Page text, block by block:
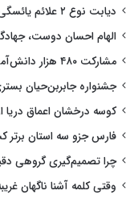
دیابت نوع ۲ علائم یائسگی را تشدید می‌کند
الهام احسان دوست،
مشارکت ۴۸۰ هزار دانش‌آموز فارس در جشنواره استانی جابر بن حیان
جشنواره جابربن‌حیان
کوسه درخشان اعماق دریا
فارس جزو سه استان برتر
چرا تصمیم‌گیری گروهی
وقتی کلمه آشنا ناگهان